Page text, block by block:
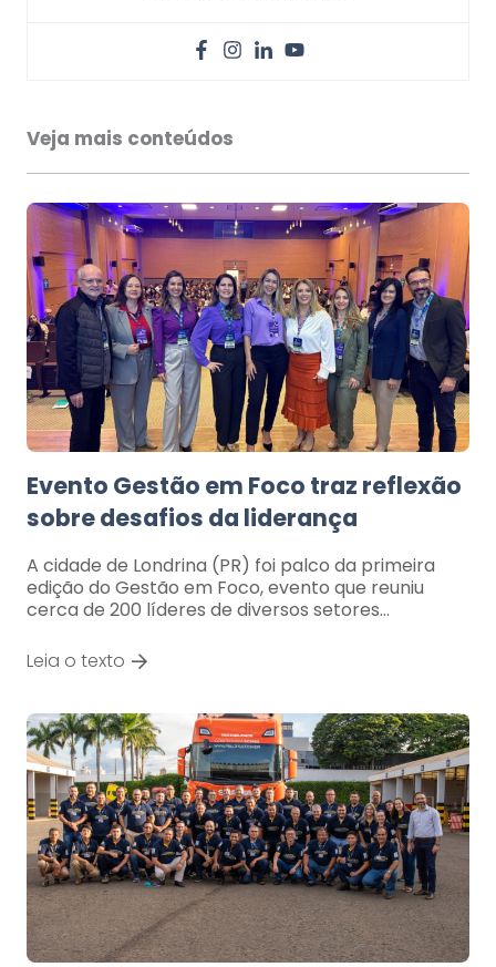
Veja mais conteúdos
Evento Gestão em Foco traz reflexão
sobre desafios da liderança
A cidade de Londrina (PR) foi palco da primeira
edição do Gestão em Foco, evento que reuniu
cerca de 200 líderes de diversos setores…
Leia o texto